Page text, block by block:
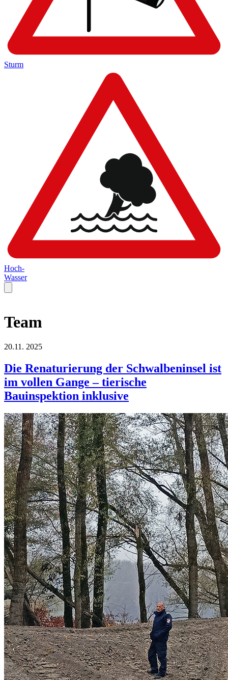
Sturm
Hoch-
Wasser
Team
20.11. 2025
Die Renaturierung der Schwalbeninsel ist
im vollen Gange – tierische
Bauinspektion inklusive